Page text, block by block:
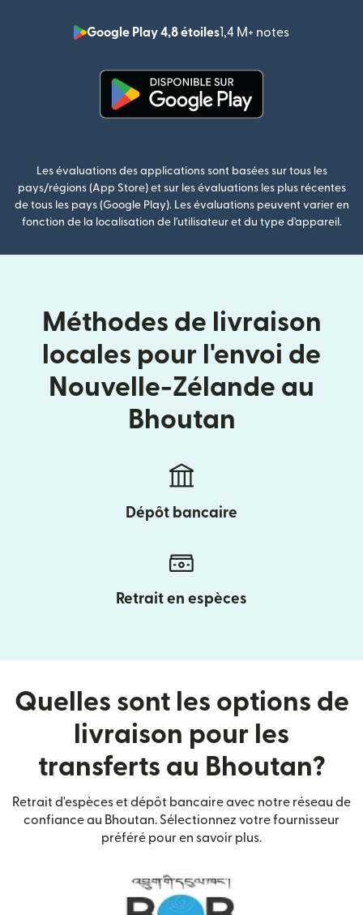
Google Play 4,8 étoiles1,4 M+ notes
Les évaluations des applications sont basées sur tous les
pays/régions (App Store) et sur les évaluations les plus récentes
de tous les pays (Google Play). Les évaluations peuvent varier en
fonction de la localisation de l'utilisateur et du type d'appareil.
Méthodes de livraison
locales pour l'envoi de
Nouvelle-Zélande au
Bhoutan
Dépôt bancaire
Retrait en espèces
Quelles sont les options de
livraison pour les
transferts au Bhoutan?
Retrait d'espèces et dépôt bancaire avec notre réseau de
confiance au Bhoutan. Sélectionnez votre fournisseur
préféré pour en savoir plus.